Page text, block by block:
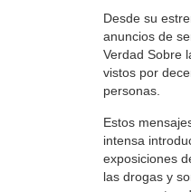
Desde su
anuncios de
Verdad Sobre
vistos por
personas.
Estos
intensa
exposiciones
las drogas y